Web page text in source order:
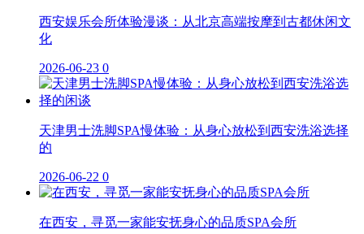
西安娱乐会所体验漫谈：从北京高端按摩到古都休闲文
化
2026-06-23 0
天津男士洗脚SPA慢体验：从身心放松到西安洗浴选择
的
2026-06-22 0
在西安，寻觅一家能安抚身心的品质SPA会所